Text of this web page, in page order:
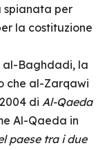
spianata per
la costituzione
al-Baghdadi, la
che al-Zarqawi
di Al-Qaeda
Al-Qaeda in
paese tra i due